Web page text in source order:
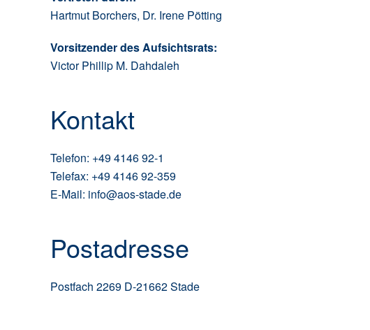
Hartmut Borchers, Dr. Irene Pötting
Vorsitzender des Aufsichtsrats:
Victor Phillip M. Dahdaleh
Kontakt
Telefon: +49 4146 92-1
Telefax: +49 4146 92-359
E-Mail: info@aos-stade.de
Postadresse
Postfach 2269 D-21662 Stade